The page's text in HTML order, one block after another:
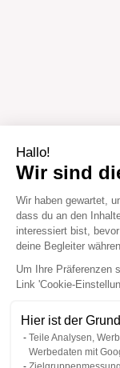
Hallo!
Wir sind
Wir haben gewartet,
dass du an den
interessiert bist,
deine Begleiter
Um Ihre Präferenzen
Link 'Cookie-
Hier ist der
Teile Analysen,
Werbedaten mit